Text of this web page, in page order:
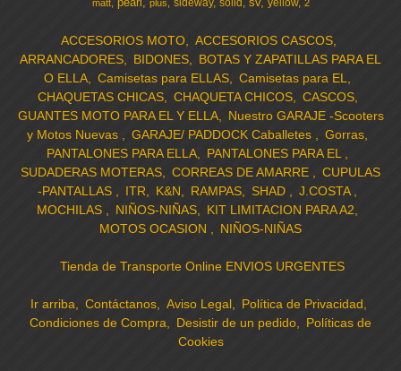
matt
plus sideway solid yellow 2
ACCESORIOS MOTO
ACCESORIOS CASCOS
ARRANCADORES
BIDONES
BOTAS Y ZAPATILLAS PARA EL
O ELLA
Camisetas para ELLAS
Camisetas para EL
CHAQUETAS CHICAS
CHAQUETA CHICOS
CASCOS
GUANTES MOTO PARA EL Y ELLA
Nuestro GARAJE -Scooters
y Motos Nuevas
GARAJE/ PADDOCK Caballetes
Gorras
PANTALONES PARA ELLA
PANTALONES PARA EL
SUDADERAS MOTERAS
CORREAS DE AMARRE
CUPULAS
-PANTALLAS
ITR K&N RAMPAS SHAD
J.COSTA
MOCHILAS
NIÑOS-NIÑAS
KIT LIMITACION PARA A2
MOTOS OCASION
NIÑOS-NIÑAS
Tienda de Transporte Online ENVIOS URGENTES
Ir arriba Contáctanos Aviso Legal
Política de Privacidad
Condiciones de Compra
Desistir de un pedido
Políticas de
Cookies